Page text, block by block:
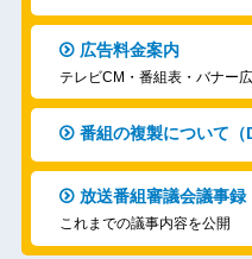
広告料金案内
テレビCM・番組表・バナー
番組の複製について（
放送番組審議会議事録
これまでの議事内容を公開